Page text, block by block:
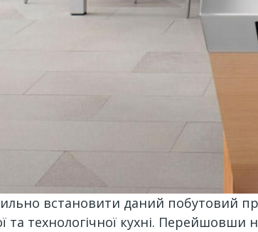
встановити даний побутовий
та технологічної кухні. Перейшовши